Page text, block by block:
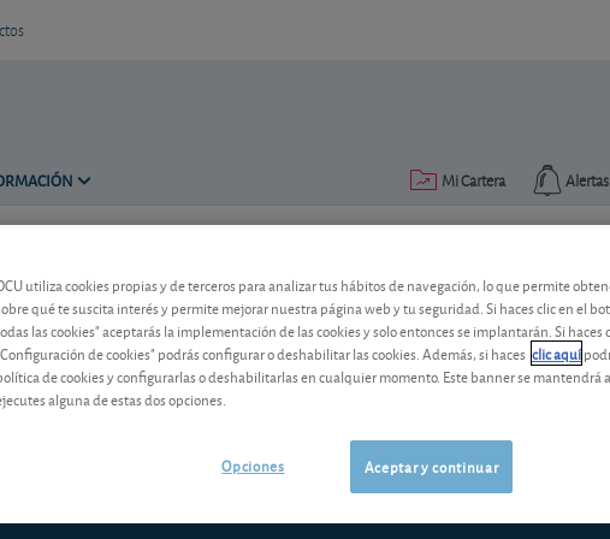
Alertas
Mi Cartera
de lectura: 4 min.
¿Fondos a salvo, pase lo que
En un contexto de crisis como el
nubes e incluso se cuestiona la
utiliza cookies propias y de terceros para analizar tus hábitos de navegación, lo que permite
qué te suscita interés y permite mejorar nuestra página web y tu seguridad. Si haces clic en el
las cookies" aceptarás la implementación de las cookies y solo entonces se implantarán. Si haces
de cookies" podrás configurar o deshabilitar las cookies. Además, si haces clic aquí
de cookies y configurarlas o deshabilitarlas en cualquier momento. Este banner se mantendrá
alguna de estas dos opciones.
Aceptar y continuar
Opciones